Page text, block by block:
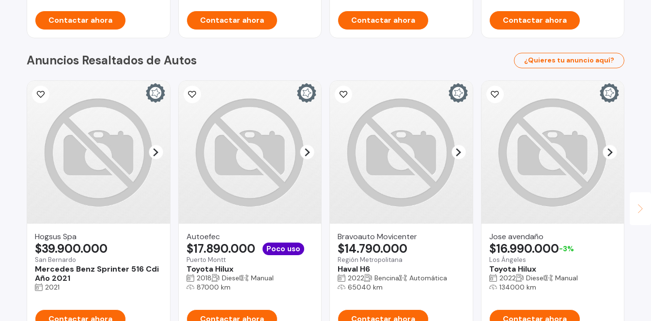
Contactar ahora Contactar ahora Contactar ahora Contactar ahora
Anuncios Resaltados de Autos ¿Quieres tu anuncio aquí?
Hogsus Spa
San Bernardo
Mercedes Benz Sprinter 516 Cdi
Año 2021
$39.900.000
2021
Contactar ahora
Autoefec
Puerto Montt
Toyota Hilux
$17.890.000 Poco uso
2018 Diesel
Manual
87000 km
Contactar ahora
Bravoauto Movicenter
Región Metropolitana
Haval H6
$14.790.000
2022 Bencina
Automática
65040 km
Contactar ahora
Jose avendaño
Los Ángeles
Toyota Hilux
$16.990.000-3%
2022 Diesel
Manual
134000 km
Contactar ahora